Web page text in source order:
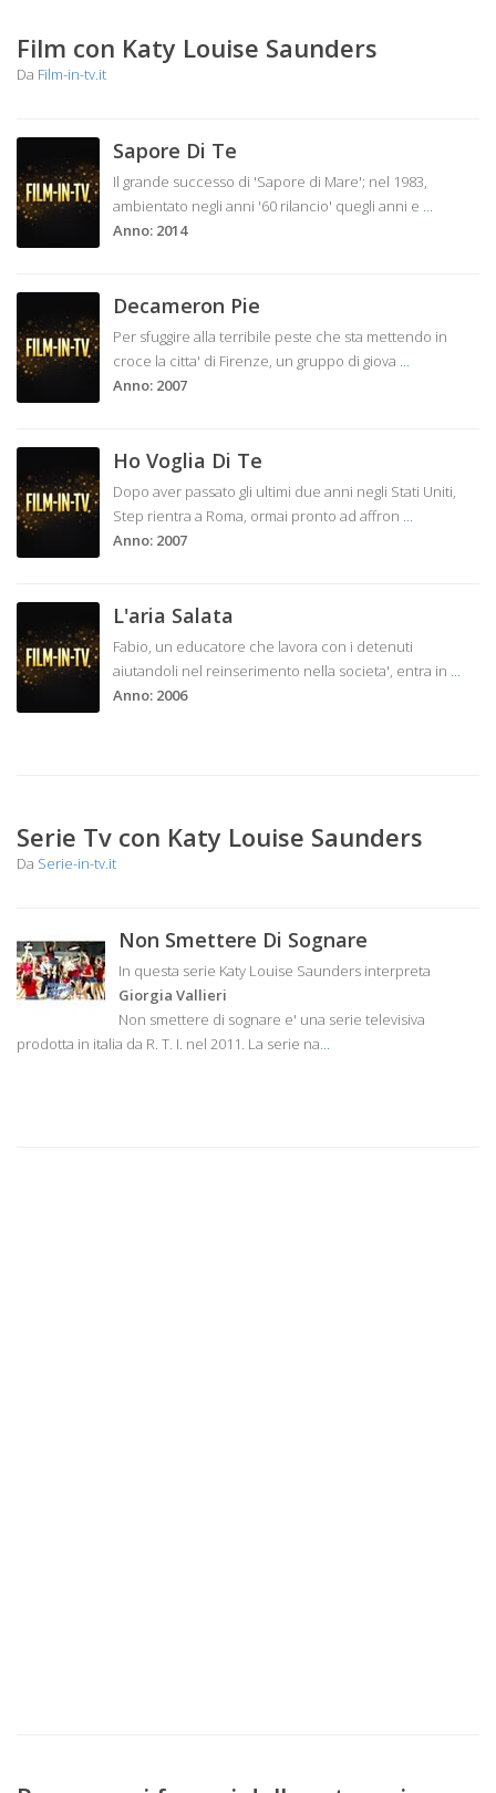
Film con Katy Louise Saunders
Da Film-in-tv.it
Sapore Di Te
Il grande successo di 'Sapore di Mare'; nel 1983,
ambientato negli anni '60 rilancio' quegli anni e ...
Anno: 2014
Decameron Pie
Per sfuggire alla terribile peste che sta mettendo in
croce la citta' di Firenze, un gruppo di giova ...
Anno: 2007
Ho Voglia Di Te
Dopo aver passato gli ultimi due anni negli Stati Uniti,
Step rientra a Roma, ormai pronto ad affron ...
Anno: 2007
L'aria Salata
Fabio, un educatore che lavora con i detenuti
aiutandoli nel reinserimento nella societa', entra in ...
Anno: 2006
Serie Tv con Katy Louise Saunders
Da Serie-in-tv.it
Non Smettere Di Sognare
In questa serie Katy Louise Saunders interpreta
Giorgia Vallieri
Non smettere di sognare e' una serie televisiva
prodotta in italia da R. T. I. nel 2011. La serie na...